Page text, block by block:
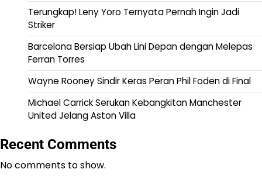
Terungkap! Leny Yoro Ternyata Pernah Ingin Jadi
Striker
Barcelona Bersiap Ubah Lini Depan dengan Melepas
Ferran Torres
Wayne Rooney Sindir Keras Peran Phil Foden di Final
Michael Carrick Serukan Kebangkitan Manchester
United Jelang Aston Villa
Recent Comments
No comments to show.